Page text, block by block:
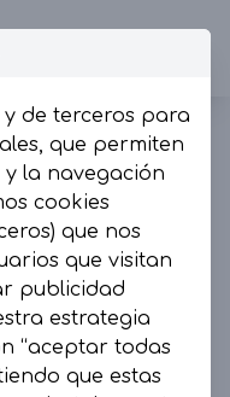
Gorros
en La
de terceros para
que permiten
la navegación
cookies
que nos
que visitan
publicidad
estrategia
“aceptar todas
que estas